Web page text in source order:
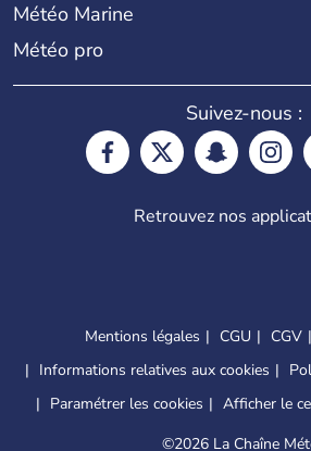
Météo Marine
Météo pro
Suivez-nous :
Retrouvez nos
Mentions légales CGU CGV
Informations relatives aux cookies
Paramétrer les cookies
Afficher le
©2026 La Chaîne